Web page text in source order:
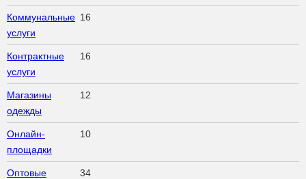
Коммунальные
услуги
16
Контрактные
услуги
16
Магазины
одежды
12
Онлайн-
площадки
10
Оптовые
34